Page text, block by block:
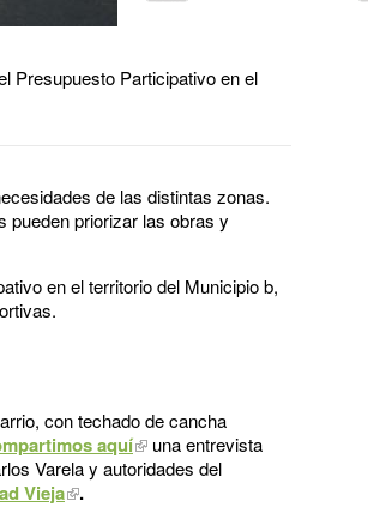
Presupuesto Participativo en el
de las distintas zonas.
pueden priorizar las obras y
en el territorio del Municipio b,
con techado de cancha
aquí
una entrevista
Varela y autoridades del
Vieja .